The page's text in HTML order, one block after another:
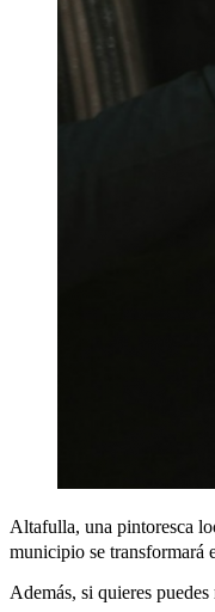
Altafulla, una pintoresca
municipio se transformará
Además, si quieres